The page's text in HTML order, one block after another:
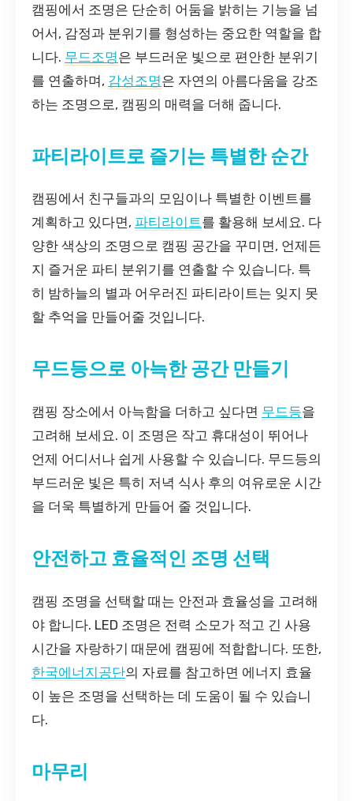
캠핑에서 조명은 단순히 어둠을 밝히는 기능을 넘
어서, 감정과 분위기를 형성하는 중요한 역할을 합
니다. 무드조명은 부드러운 빛으로 편안한 분위기
를 연출하며, 감성조명은 자연의 아름다움을 강조
하는 조명으로, 캠핑의 매력을 더해 줍니다.
파티라이트로 즐기는 특별한 순간
캠핑에서 친구들과의 모임이나 특별한 이벤트를
계획하고 있다면, 파티라이트를 활용해 보세요. 다
양한 색상의 조명으로 캠핑 공간을 꾸미면, 언제든
지 즐거운 파티 분위기를 연출할 수 있습니다. 특
히 밤하늘의 별과 어우러진 파티라이트는 잊지 못
할 추억을 만들어줄 것입니다.
무드등으로 아늑한 공간 만들기
캠핑 장소에서 아늑함을 더하고 싶다면 무드등을
고려해 보세요. 이 조명은 작고 휴대성이 뛰어나
언제 어디서나 쉽게 사용할 수 있습니다. 무드등의
부드러운 빛은 특히 저녁 식사 후의 여유로운 시간
을 더욱 특별하게 만들어 줄 것입니다.
안전하고 효율적인 조명 선택
캠핑 조명을 선택할 때는 안전과 효율성을 고려해
야 합니다. LED 조명은 전력 소모가 적고 긴 사용
시간을 자랑하기 때문에 캠핑에 적합합니다. 또한,
한국에너지공단의 자료를 참고하면 에너지 효율
이 높은 조명을 선택하는 데 도움이 될 수 있습니
다.
마무리